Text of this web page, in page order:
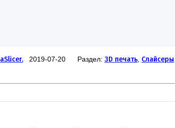
2019-07-20 Раздел: 3D печать Слайсеры